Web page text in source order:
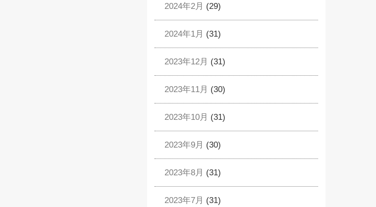
2024年2月 (29)
2024年1月 (31)
2023年12月 (31)
2023年11月 (30)
2023年10月 (31)
2023年9月 (30)
2023年8月 (31)
2023年7月 (31)